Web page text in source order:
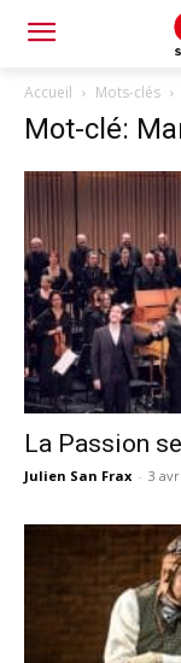
Accueil Mots-clés
Mot-clé:
La Passion
Julien San Frax - 3